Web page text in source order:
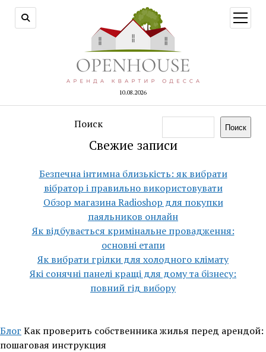
10.08.2026
меню
Поиск Поиск
Свежие записи
Безпечна інтимна близькість: як вибрати
вібратор і правильно використовувати
Обзор магазина Radioshop для покупки
паяльников онлайн
Як відбувається кримінальне провадження:
основні етапи
Як вибрати грілки для холодного клімату
Які сонячні панелі кращі для дому та бізнесу:
повний гід вибору
Блог Как проверить собственника жилья перед арендой:
пошаговая инструкция